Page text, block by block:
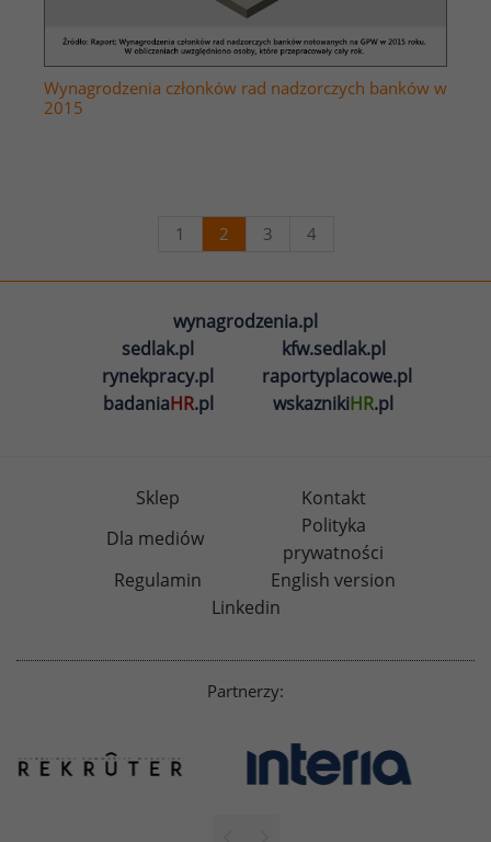
Wynagrodzenia członków rad nadzorczych banków w
2015
1 2 3 4
wynagrodzenia.pl
sedlak.pl
kfw.sedlak.pl
rynekpracy.pl
raportyplacowe.pl
badaniaHR.pl wskaznikiHR.pl
Sklep
Kontakt
Dla mediów
Polityka
prywatności
Regulamin
English version
Linkedin
Partnerzy: